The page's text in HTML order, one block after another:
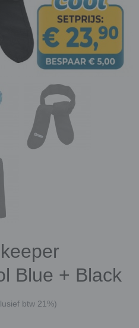
Blue + Black
btw 21%)